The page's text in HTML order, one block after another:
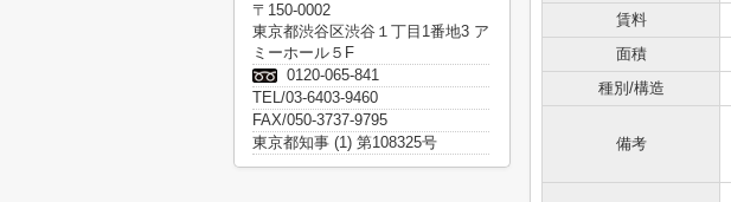
賃料
面積
種別/構造
備考
〒150-0002
東京都渋谷区渋谷１丁目1番地3 ア
ミーホール５F
0120-065-841
TEL/03-6403-9460
FAX/050-3737-9795
東京都知事 (1) 第108325号